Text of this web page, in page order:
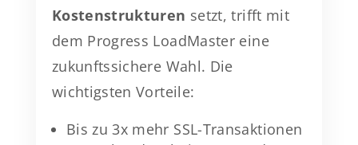
Kostenstrukturen setzt, trifft mit
dem Progress LoadMaster eine
zukunftssichere Wahl. Die
wichtigsten Vorteile:
Bis zu 3x mehr SSL-Transaktionen